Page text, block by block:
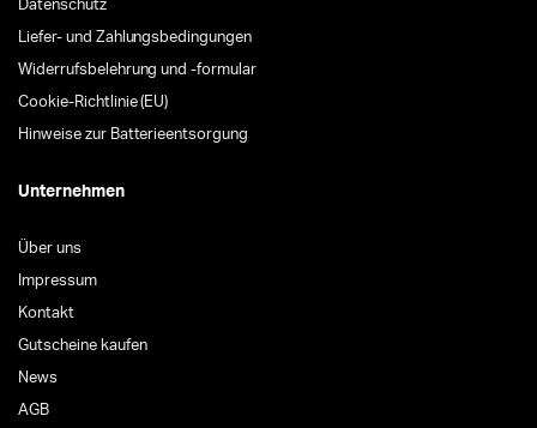
Datenschutz
Liefer- und Zahlungsbedingungen
Widerrufsbelehrung und -formular
Cookie-Richtlinie (EU)
Hinweise zur Batterieentsorgung
Unternehmen
Über uns
Impressum
Kontakt
Gutscheine kaufen
News
AGB